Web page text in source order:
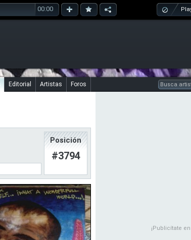
00:00
Editorial Artistas Foros
Posición
#3794
¡Publicítate